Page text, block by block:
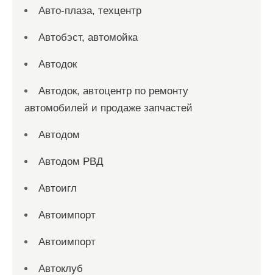
Авто-плаза, техцентр
Автобэст, автомойка
Автодок
Автодок, автоцентр по ремонту
автомобилей и продаже запчастей
Автодом
Автодом РВД
Автоигл
Автоимпорт
Автоимпорт
Автоклуб